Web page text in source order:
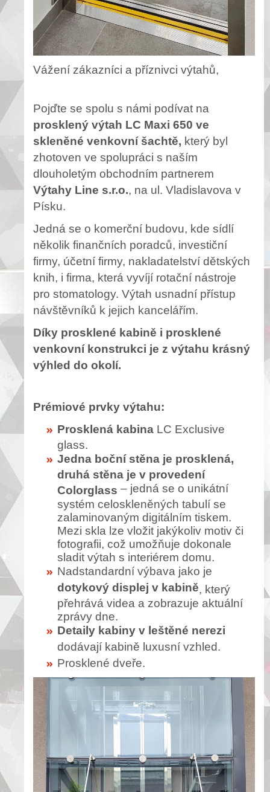
Vážení zákazníci a příznivci výtahů,
Pojďte se spolu s námi podívat na
prosklený výtah LC Maxi 650 ve
skleněné venkovní šachtě, který byl
zhotoven ve spolupráci s naším
dlouholetým obchodním partnerem
Výtahy Line s.r.o., na ul. Vladislavova v
Písku.
Jedná se o komerční budovu, kde sídlí
několik finančních poradců, investiční
firmy, účetní firmy, nakladatelství dětských
knih, i firma, která vyvíjí rotační nástroje
pro stomatology. Výtah usnadní přístup
návštěvníků k jejich kancelářím.
Díky prosklené kabině i prosklené
venkovní konstrukci je z výtahu krásný
výhled do okolí.
Prémiové prvky výtahu:
Prosklená kabina LC Exclusive
glass.
Jedna boční stěna je prosklená,
druhá stěna je v provedení
Colorglass – jedná se o unikátní
systém celoskleněných tabulí se
zalaminovaným digitálním tiskem.
Mezi skla lze vložit jakýkoliv motiv či
fotografii, což umožňuje dokonale
sladit výtah s interiérem domu.
Nadstandardní výbava jako je
dotykový displej v kabině , který
přehrává videa a zobrazuje aktuální
zprávy dne.
Detaily kabiny v leštěné nerezi
dodávají kabině luxusní vzhled.
Prosklené dveře.